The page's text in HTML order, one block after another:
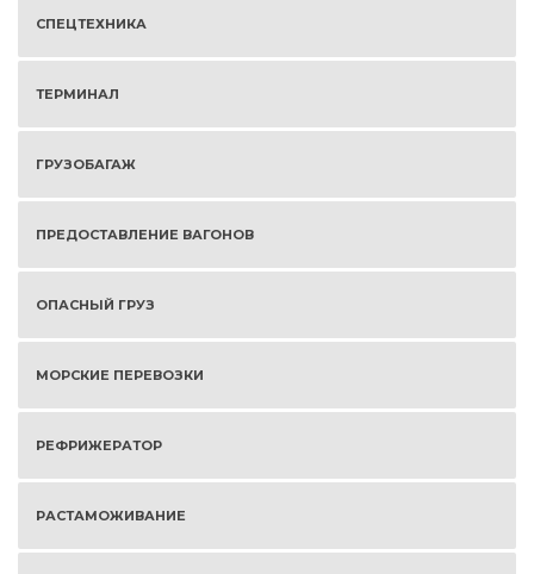
СПЕЦТЕХНИКА
ТЕРМИНАЛ
ГРУЗОБАГАЖ
ПРЕДОСТАВЛЕНИЕ ВАГОНОВ
ОПАСНЫЙ ГРУЗ
МОРСКИЕ ПЕРЕВОЗКИ
РЕФРИЖЕРАТОР
РАСТАМОЖИВАНИЕ